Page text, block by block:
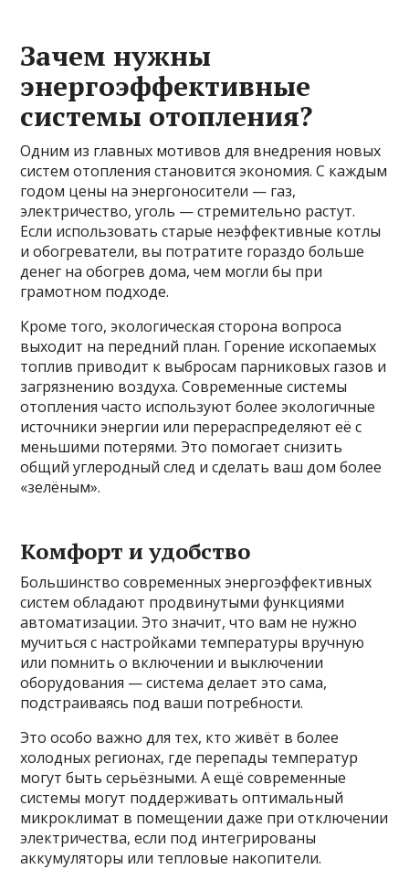
Зачем нужны
энергоэффективные
системы отопления?
Одним из главных мотивов для внедрения новых
систем отопления становится экономия. С каждым
годом цены на энергоносители — газ,
электричество, уголь — стремительно растут.
Если использовать старые неэффективные котлы
и обогреватели, вы потратите гораздо больше
денег на обогрев дома, чем могли бы при
грамотном подходе.
Кроме того, экологическая сторона вопроса
выходит на передний план. Горение ископаемых
топлив приводит к выбросам парниковых газов и
загрязнению воздуха. Современные системы
отопления часто используют более экологичные
источники энергии или перераспределяют её с
меньшими потерями. Это помогает снизить
общий углеродный след и сделать ваш дом более
«зелёным».
Комфорт и удобство
Большинство современных энергоэффективных
систем обладают продвинутыми функциями
автоматизации. Это значит, что вам не нужно
мучиться с настройками температуры вручную
или помнить о включении и выключении
оборудования — система делает это сама,
подстраиваясь под ваши потребности.
Это особо важно для тех, кто живёт в более
холодных регионах, где перепады температур
могут быть серьёзными. А ещё современные
системы могут поддерживать оптимальный
микроклимат в помещении даже при отключении
электричества, если под интегрированы
аккумуляторы или тепловые накопители.